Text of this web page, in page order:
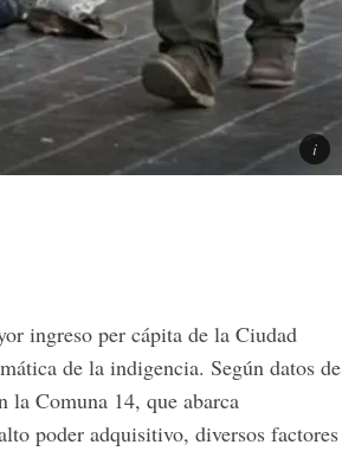
ingreso per cápita de la Ciudad
de la indigencia. Según datos de
la Comuna 14, que abarca
poder adquisitivo, diversos factores